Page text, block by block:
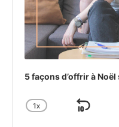
5 façons d’offrir à
CHANGE
1X
SKIP